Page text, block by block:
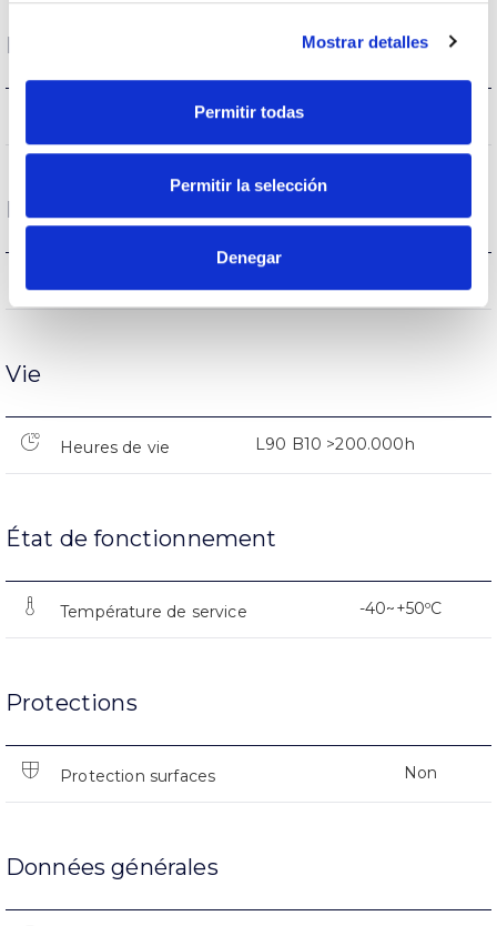
Mostrar detalles
Permitir todas
Permitir la selección
Denegar
Logement et finition
Performance
Vie
Heures de vie L90 B10 >200.000h
État de fonctionnement
Température de service -40~+50ºC
Protections
Protection surfaces Non
Données générales